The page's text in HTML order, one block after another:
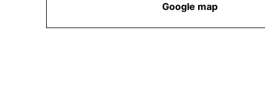
Google map